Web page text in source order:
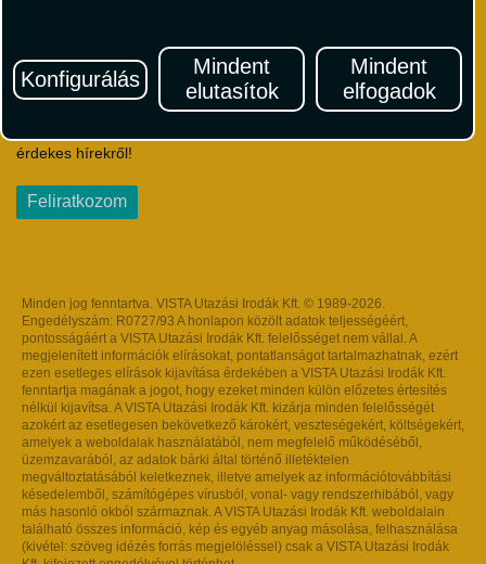
Konfigurálás
Mindent
elutasítok
Mindent
elfogadok
Hírlevél
Iratkozzon fel Magyarország egyik legszínesebb utazási
érdekes hírekről!
Feliratkozom
Minden jog fenntartva. VISTA Utazási Irodák Kft. © 1989-2026.
Engedélyszám: R0727/93 A honlapon közölt adatok teljességéért,
pontosságáért a VISTA Utazási Irodák Kft. felelősséget nem vállal. A
megjelenített információk elírásokat, pontatlanságot tartalmazhatnak, ezért
ezen esetleges elírások kijavítása érdekében a VISTA Utazási Irodák Kft.
fenntartja magának a jogot, hogy ezeket minden külön előzetes értesítés
nélkül kijavítsa. A VISTA Utazási Irodák Kft. kizárja minden felelősségét
azokért az esetlegesen bekövetkező károkért, veszteségekért, költségekért,
amelyek a weboldalak használatából, nem megfelelő működéséből,
üzemzavarából, az adatok bárki által történő illetéktelen
megváltoztatásából keletkeznek, illetve amelyek az információtovábbítási
késedelemből, számítógépes vírusból, vonal- vagy rendszerhibából, vagy
más hasonló okból származnak. A VISTA Utazási Irodák Kft. weboldalain
található összes információ, kép és egyéb anyag másolása, felhasználása
(kivétel: szöveg idézés forrás megjelöléssel) csak a VISTA Utazási Irodák